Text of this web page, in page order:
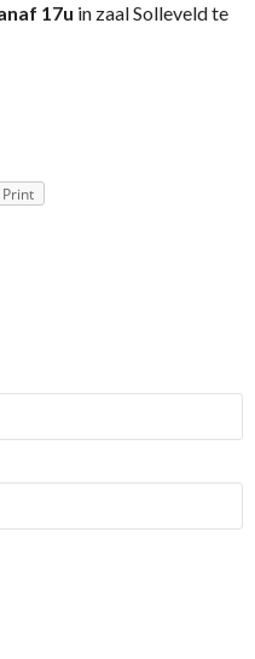
17u in zaal Solleveld te
Print